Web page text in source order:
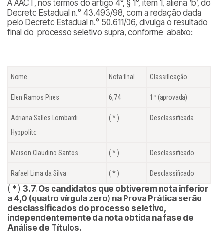
A AACT, nos termos do artigo 4°, § 1°, item 1, aliena ‘b’, do
Decreto Estadual n.° 43.493/98, com a redação dada
pelo Decreto Estadual n.° 50.611/06, divulga o resultado
final do processo seletivo supra, conforme abaixo:
Nome Nota final Classificação
Elen Ramos Pires 6,74 1ª (aprovada)
Adriana Salles Lombardi
Hyppolito
( * ) Desclassificada
Maison Claudino Santos ( * ) Desclassificado
Rafael Lima da Silva ( * ) Desclassificado
( * ) 3.7. Os candidatos que obtiverem nota inferior
a 4,0 (quatro vírgula zero) na Prova Prática serão
desclassificados do processo seletivo,
independentemente da nota obtida na fase de
Análise de Títulos.